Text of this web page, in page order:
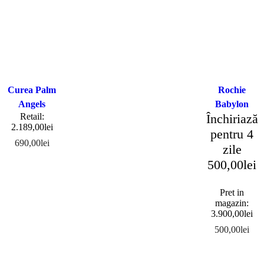
Curea Palm
Angels
Retail:
2.189,00lei
690,00lei
Rochie
Babylon
Închiriază
pentru 4
zile
500,00lei
Pret in
magazin:
3.900,00lei
500,00lei